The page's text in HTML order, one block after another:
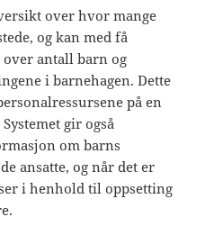
over hvor mange
og kan med få
antall barn og
i barnehagen. Dette
på en
gir også
om barns
ansatte, og når det er
i henhold til oppsetting